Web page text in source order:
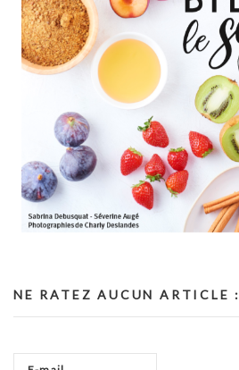
NE RATEZ AUCUN ARTICLE :